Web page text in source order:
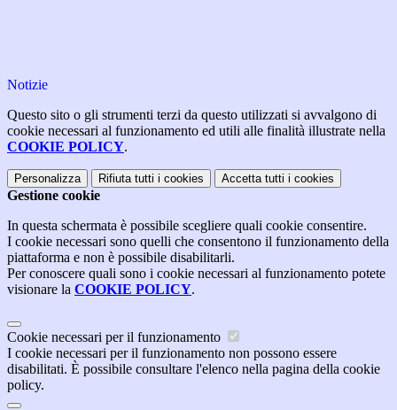
Notizie
Questo sito o gli strumenti terzi da questo utilizzati si avvalgono di
cookie necessari al funzionamento ed utili alle finalità illustrate nella
COOKIE POLICY.
Personalizza Rifiuta tutti i cookies Accetta tutti i cookies
Gestione cookie
In questa schermata è possibile scegliere quali cookie consentire.
I cookie necessari sono quelli che consentono il funzionamento della
piattaforma e non è possibile disabilitarli.
Per conoscere quali sono i cookie necessari al funzionamento potete
visionare la COOKIE POLICY.
Cookie necessari per il funzionamento
I cookie necessari per il funzionamento non possono essere
disabilitati. È possibile consultare l'elenco nella pagina della cookie
policy.